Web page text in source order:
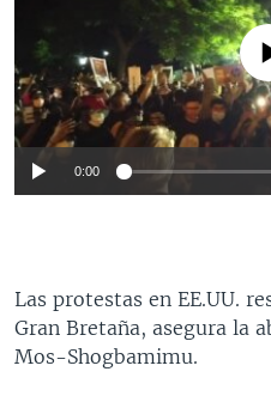
No media
0:00
Las protestas en EE.UU.
Gran Bretaña, asegura la
Mos-Shogbamimu.